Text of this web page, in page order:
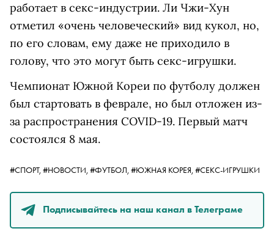
работает в секс-индустрии. Ли Чжи-Хун
отметил «очень человеческий» вид кукол, но,
по его словам, ему даже не приходило в
голову, что это могут быть секс-игрушки.
Чемпионат Южной Кореи по футболу должен
был стартовать в феврале, но был отложен из-
за распространения COVID-19. Первый матч
состоялся 8 мая.
#СПОРТ, #НОВОСТИ, #ФУТБОЛ, #ЮЖНАЯ КОРЕЯ, #СЕКС-ИГРУШКИ
Подписывайтесь на наш канал в Телеграме